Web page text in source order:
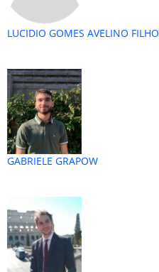
LUCIDIO GOMES AVELINO FILHO
GABRIELE GRAPOW